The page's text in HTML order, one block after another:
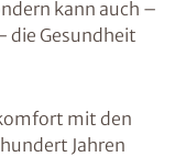
kann auch –
die Gesundheit
mit den
Jahren